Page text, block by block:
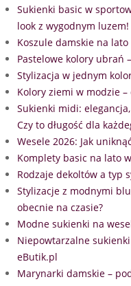
Sukienki basic w
look z wygodnym luzem!
Koszule damskie na
Pastelowe kolory ubrań
Stylizacja w jednym
Kolory ziemi w modzie
Sukienki midi:
Czy to długość dla
Wesele 2026: Jak
Komplety basic na lato
Rodzaje dekoltów a typ
Stylizacje z modnymi
obecnie na czasie?
Modne sukienki na
Niepowtarzalne
eButik.pl
Marynarki damskie –